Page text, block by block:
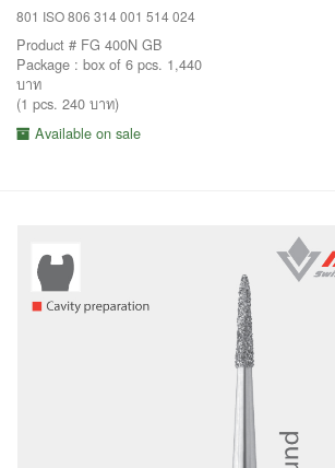
801 ISO 806 314 001 514 024
Product # FG 400N GB
Package : box of 6 pcs. 1,440
บาท
(1 pcs. 240 บาท)
Available on sale